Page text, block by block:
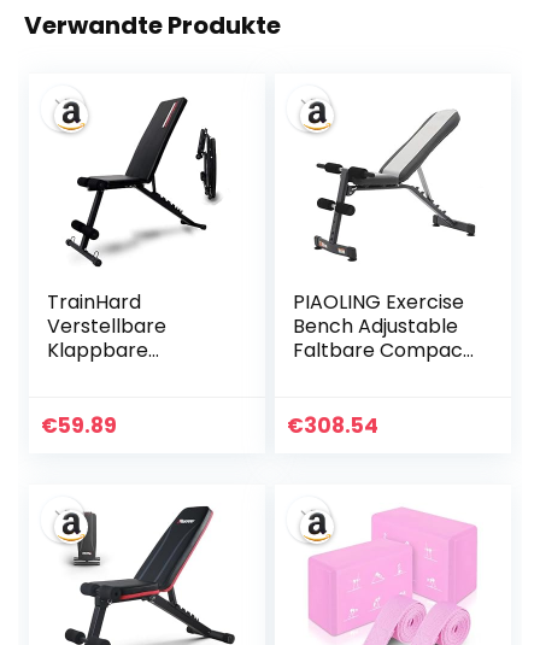
Verwandte Produkte
TrainHard
Verstellbare
Klappbare
Trainingsbank –
Gerade/Schräg/N
egativ- Geeignet
für Einsteiger für
Zuhause bis 200 kg
Belastbar
€59.89
PIAOLING Exercise
Bench Adjustable
Faltbare Compact
Einfache NO
€308.54